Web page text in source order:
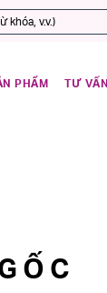
PHẨM TƯ VẤN